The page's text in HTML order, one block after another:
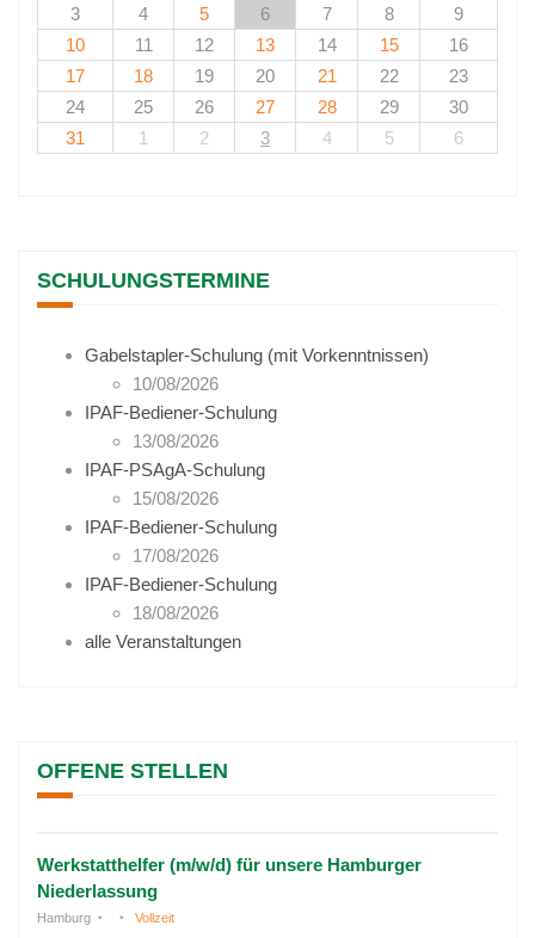
3 4 5 6 7 8
9
10
11 12 13 14 15
16
17
18 19 20 21 22
23
24
25 26 27 28 29
30
31
1 2 3 4 5 6
SCHULUNGSTERMINE
Gabelstapler-Schulung (mit Vorkenntnissen)
10/08/2026
IPAF-Bediener-Schulung
13/08/2026
IPAF-PSAgA-Schulung
15/08/2026
IPAF-Bediener-Schulung
17/08/2026
IPAF-Bediener-Schulung
18/08/2026
alle Veranstaltungen
OFFENE STELLEN
Werkstatthelfer (m/w/d) für unsere Hamburger
Niederlassung
Hamburg Vollzeit